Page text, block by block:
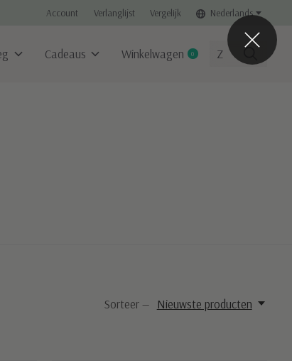
Account Verlanglijst Vergelijk Nederlands
Cadeaus Winkelwagen 0items
Sorteer — Nieuwste producten